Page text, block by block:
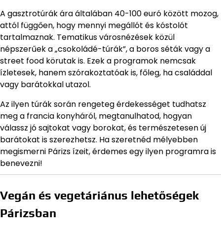
A gasztrotúrák ára általában 40-100 euró között mozog,
attól függően, hogy mennyi megállót és kóstolót
tartalmaznak. Tematikus városnézések közül
népszerűek a „csokoládé-túrák”, a boros séták vagy a
street food körutak is. Ezek a programok nemcsak
ízletesek, hanem szórakoztatóak is, főleg, ha családdal
vagy barátokkal utazol.
Az ilyen túrák során rengeteg érdekességet tudhatsz
meg a francia konyháról, megtanulhatod, hogyan
válassz jó sajtokat vagy borokat, és természetesen új
barátokat is szerezhetsz. Ha szeretnéd mélyebben
megismerni Párizs ízeit, érdemes egy ilyen programra is
benevezni!
Vegán és vegetáriánus lehetőségek
Párizsban